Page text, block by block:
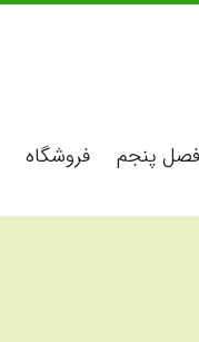
فصل پنجم فروشگاه